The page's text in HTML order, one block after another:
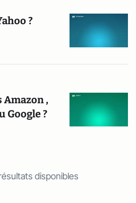
?
Amazon ,
Google ?
disponibles